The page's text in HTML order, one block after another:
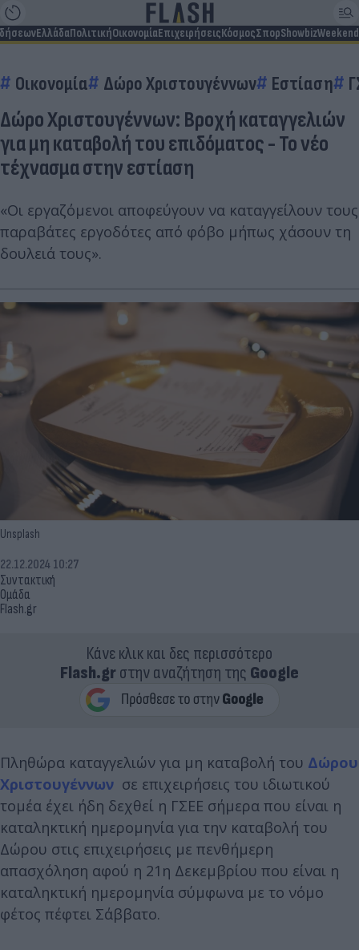
ΕλλάδαΠολιτικήΟικονομίαΕπιχειρήσειςΚόσμοςΣπορShowbizWeekend
Οικονομία Δώρο Χριστουγέννων Εστίαση
Δώρο Χριστουγέννων: Βροχή καταγγελιών
για μη καταβολή του επιδόματος - Το νέο
τέχνασμα στην εστίαση
«Οι εργαζόμενοι αποφεύγουν να καταγγείλουν τους
παραβάτες εργοδότες από φόβο μήπως χάσουν τη
δουλειά τους».
Unsplash
Συντακτική
Ομάδα
Flash.gr
22.12.2024 10:27
Κάνε κλικ και δες περισσότερο
Flash.grστην αναζήτηση της Google
Πληθώρα καταγγελιών για μη καταβολή του Δώρου
Χριστουγέννων σε επιχειρήσεις του ιδιωτικού
τομέα έχει ήδη δεχθεί η ΓΣΕΕ σήμερα που είναι η
καταληκτική ημερομηνία για την καταβολή του
Δώρου στις επιχειρήσεις με πενθήμερη
απασχόληση αφού η 21η Δεκεμβρίου που είναι η
καταληκτική ημερομηνία σύμφωνα με το νόμο
φέτος πέφτει Σάββατο.